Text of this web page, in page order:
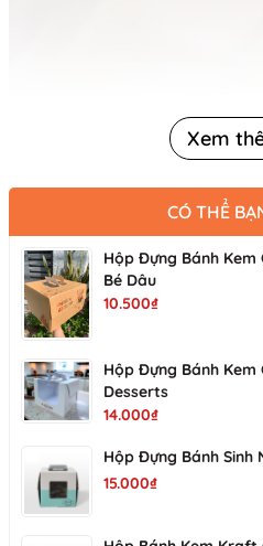
Xem
CÓ THỂ
Hộp Đựng Bánh
Bé Dâu
10.500₫
Hộp Đựng Bánh
Desserts
14.000₫
Hộp Đựng Bánh Sinh
15.000₫